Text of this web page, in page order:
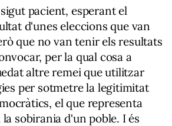
pacient, esperant el
d'unes eleccions que van
que no van tenir els resultats
per la qual cosa a
altre remei que utilitzar
per sotmetre la legitimitat
el que representa
sobirania d'un poble. I és